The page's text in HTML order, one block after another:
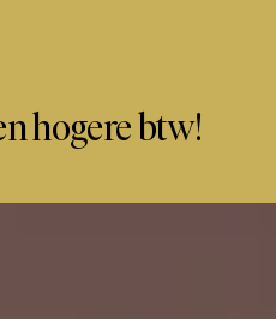
hogere btw!